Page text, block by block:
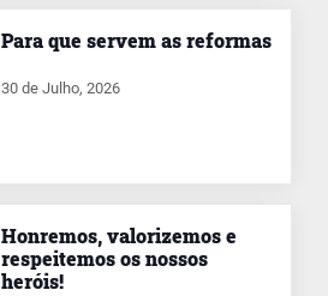
Para que servem as reformas
30 de Julho, 2026
Honremos, valorizemos e
respeitemos os nossos
heróis!